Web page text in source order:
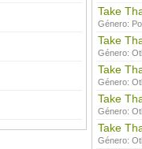
Take
Género:
Take
Género:
Take
Género:
Take
Género:
Take
Género: